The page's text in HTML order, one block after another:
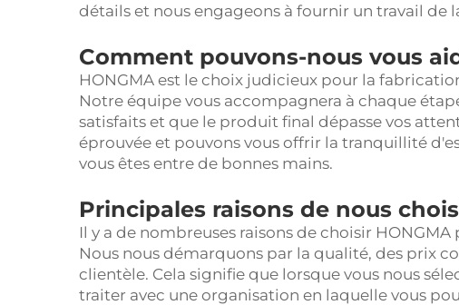
détails et nous engageons à fournir un travail de
Comment pouvons-nous vous
HONGMA est le choix judicieux pour la
Notre équipe vous accompagnera à chaque
satisfaits et que le produit final dépasse vos
éprouvée et pouvons vous offrir la tranquillité
vous êtes entre de bonnes mains.
Principales raisons de nous
Il y a de nombreuses raisons de choisir
Nous nous démarquons par la qualité, des prix
clientèle. Cela signifie que lorsque vous nous
traiter avec une organisation en laquelle vous